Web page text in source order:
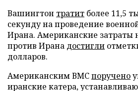
Вашингтон тратит более 11,5
секунду на проведение
Ирана. Американские затраты
против Ирана достигли
долларов.
Американским ВМСпоручено
иранские катера,